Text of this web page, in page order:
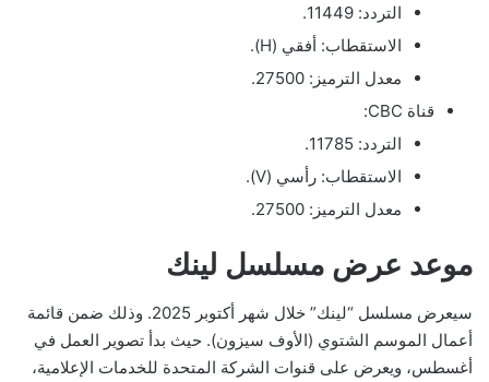
التردد: 11449.
الاستقطاب: أفقي (H).
معدل الترميز: 27500.
قناة CBC:
التردد: 11785.
الاستقطاب: رأسي (V).
معدل الترميز: 27500.
موعد عرض مسلسل لينك
سيعرض مسلسل “لينك” خلال شهر أكتوبر 2025. وذلك ضمن قائمة
أعمال الموسم الشتوي (الأوف سيزون). حيث بدأ تصوير العمل في
أغسطس، ويعرض على قنوات الشركة المتحدة للخدمات الإعلامية،